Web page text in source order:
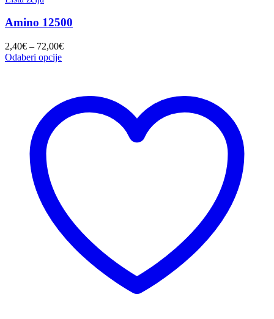
Amino 12500
2,40€ – 72,00€Raspon
72,00€
Odaberi opcije